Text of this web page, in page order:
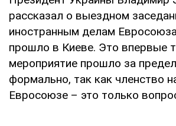
рассказал о выездном
иностранным делам
прошло в Киеве. Это впервые
мероприятие прошло за
формально, так как членство
Евросоюзе – это только